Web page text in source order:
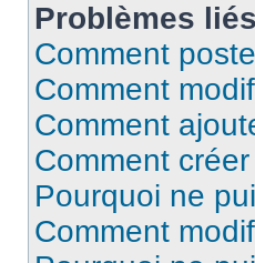
Problèmes
Comment
Comment
Comment
Comment
Pourquoi ne
Comment